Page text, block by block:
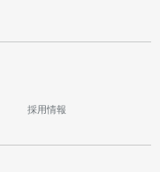
採用情報